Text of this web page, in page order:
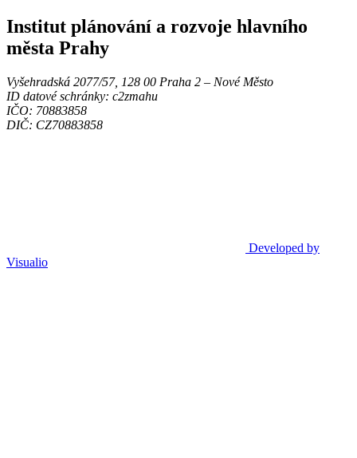
Institut plánování a rozvoje hlavního
města Prahy
Vyšehradská 2077/57, 128 00 Praha 2 ‒ Nové Město
ID datové schránky: c2zmahu
IČO: 70883858
DIČ: CZ70883858
Developed by
Visualio